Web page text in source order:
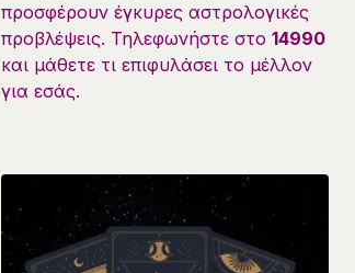
προσφέρουν έγκυρες αστρολογικές
προβλέψεις. Τηλεφωνήστε στο 14990
και μάθετε τι επιφυλάσει το μέλλον
για εσάς.